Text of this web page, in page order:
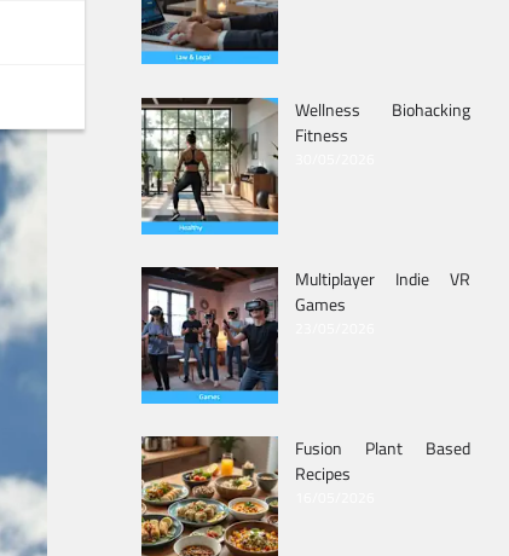
Wellness Biohacking
Fitness
Multiplayer Indie VR
Games
Fusion Plant Based
Recipes